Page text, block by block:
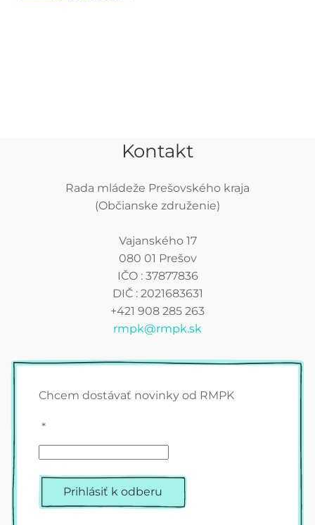
Kontakt
Rada mládeže Prešovského kraja
(Občianske združenie)
Vajanského 17
080 01 Prešov
IČO : 37877836
DIČ : 2021683631
+421 908 285 263
rmpk@rmpk.sk
Chcem dostávať novinky od RMPK
*
Prihlásiť k odberu